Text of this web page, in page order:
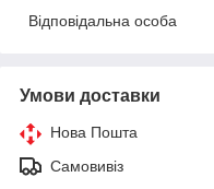
Відповідальна особа
Умови доставки
Нова Пошта
Самовивіз